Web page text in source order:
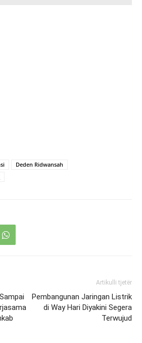
Deden Ridwansah
Artikulli tjetër
Pembangunan Jaringan Listrik
di Way Hari Diyakini Segera
Terwujud